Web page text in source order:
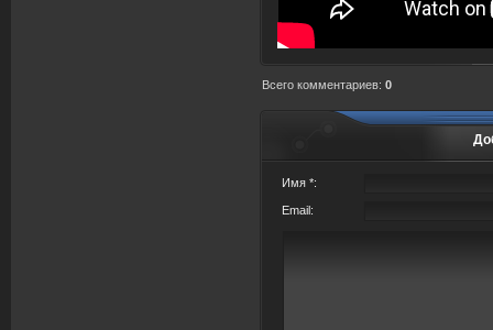
Всего комментариев: 0
Имя *:
Email: